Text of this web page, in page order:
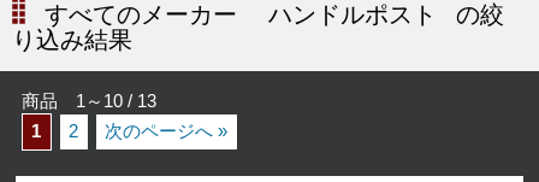
すべてのメーカー ハンドルポスト
の絞
り込み結果
商品 1～10 / 13
1
2 次のページへ »